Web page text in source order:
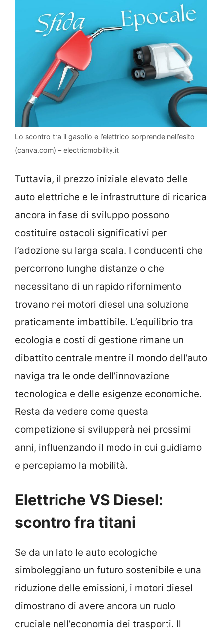
Lo scontro tra il gasolio e l’elettrico sorprende nell’esito
(canva.com) – electricmobility.it
Tuttavia, il prezzo iniziale elevato delle
auto elettriche e le infrastrutture di ricarica
ancora in fase di sviluppo possono
costituire ostacoli significativi per
l’adozione su larga scala. I conducenti che
percorrono lunghe distanze o che
necessitano di un rapido rifornimento
trovano nei motori diesel una soluzione
praticamente imbattibile. L’equilibrio tra
ecologia e costi di gestione rimane un
dibattito centrale mentre il mondo dell’auto
naviga tra le onde dell’innovazione
tecnologica e delle esigenze economiche.
Resta da vedere come questa
competizione si svilupperà nei prossimi
anni, influenzando il modo in cui guidiamo
e percepiamo la mobilità.
Elettriche VS Diesel:
scontro fra titani
Se da un lato le auto ecologiche
simboleggiano un futuro sostenibile e una
riduzione delle emissioni, i motori diesel
dimostrano di avere ancora un ruolo
cruciale nell’economia dei trasporti. Il